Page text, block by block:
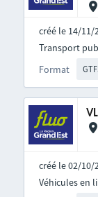
créé le 14/11/
Format
Transport
créé le 02/10/
Véhicules en